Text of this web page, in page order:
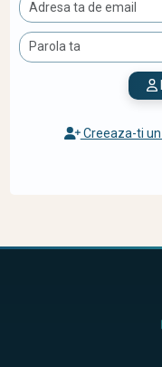
Creeaza-ti